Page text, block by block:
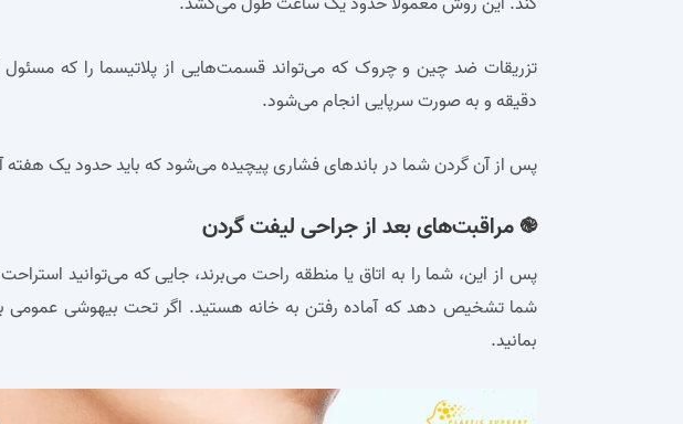
دقیقه و به صورت سرپایی انجام می‌شود.
پس از آن گردن شما در باندهای فشاری پیچیده می‌شود که باید حدود یک هفته
֎ مراقبت‌های بعد از جراحی لیفت گردن
پس از این، شما را به اتاق یا منطقه راحت می‌برند، جایی که می‌توانید
شما تشخیص دهد که آماده رفتن به خانه هستید. اگر تحت بیهوشی عمومی
بمانید.